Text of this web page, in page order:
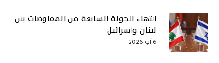
انتهاء الجولة السابعة من المفاوضات بين
لبنان واسرائيل
6 آب 2026